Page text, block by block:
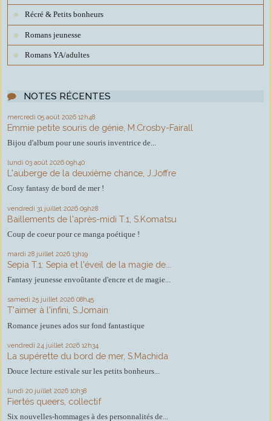
Récré & Petits bonheurs
Romans jeunesse
Romans YA/adultes
NOTES RÉCENTES
mercredi 05 août 2026 12h48
Emmie petite souris de génie, M.Crosby-Fairall
Bijou d'album pour une souris inventrice de...
lundi 03 août 2026 09h40
L'auberge de la deuxième chance, J.Joffre
Cosy fantasy de bord de mer !
vendredi 31 juillet 2026 09h28
Baillements de l'après-midi T.1, S.Komatsu
Coup de coeur pour ce manga poétique !
mardi 28 juillet 2026 13h19
Sepia T.1: Sepia et l'éveil de la magie de...
Fantasy jeunesse envoûtante d'encre et de magie...
samedi 25 juillet 2026 08h45
T'aimer à l'infini, S.Jomain
Romance jeunes ados sur fond fantastique
vendredi 24 juillet 2026 12h34
La supérette du bord de mer, S.Machida
Douce lecture estivale sur les petits bonheurs...
lundi 20 juillet 2026 10h38
Fiertés queers, collectif
Six nouvelles-hommages à des personnalités de...